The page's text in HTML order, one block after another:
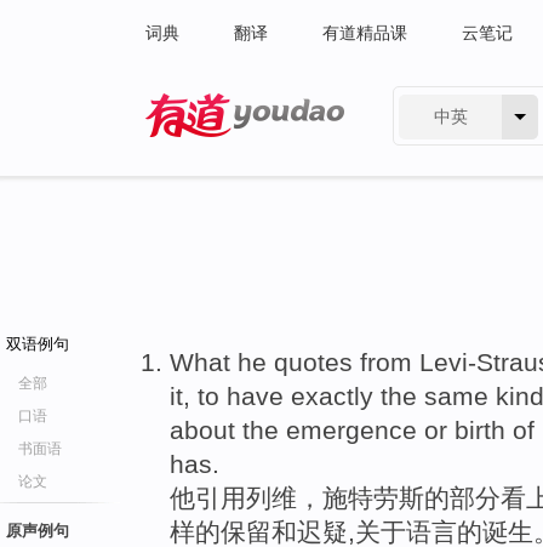
词典 翻译 有道精品课 云笔记
中英
双语例句
全部
口语
书面语
论文
原声例句
What he quotes from Levi-
it, to have exactly the same
about the emergence or birth
has.
他引用列维，施特劳斯的部分看
样的保留和迟疑,关于语言的诞生